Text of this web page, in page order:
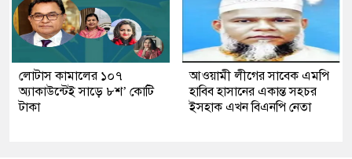
লোটাস কামালের ১০৭
অ্যাকাউন্টেই সাড়ে ৮শ’ কোটি
টাকা
আওয়ামী লীগের সাবেক এমপি
হাবিব হাসানের একান্ত সহচর
ইসহাক এখন বিএনপি নেতা